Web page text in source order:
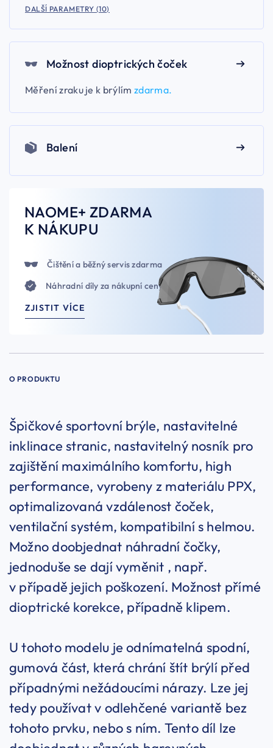
DALŠÍ PARAMETRY (10)
Možnost dioptrických čoček
Měření zraku je k brýlím zdarma.
Balení
NAOME+ ZDARMA
K NÁKUPU
Čištění a běžný servis zdarma
Náhradní díly za nákupní ceny
ZJISTIT VÍCE
O PRODUKTU
Špičkové sportovní brýle, nastavitelné
inklinace stranic, nastavitelný nosník pro
zajištění maximálního komfortu, high
performance, vyrobeny z materiálu PPX,
optimalizovaná vzdálenost čoček,
ventilační systém, kompatibilní s helmou.
Možno doobjednat náhradní čočky,
jednoduše se dají vyměnit , např.
v případě jejich poškození. Možnost přímé
dioptrické korekce, případně klipem.
U tohoto modelu je odnímatelná spodní,
gumová část, která chrání štít brýlí před
případnými nežádoucími nárazy. Lze jej
tedy používat v odlehčené variantě bez
tohoto prvku, nebo s ním. Tento díl lze